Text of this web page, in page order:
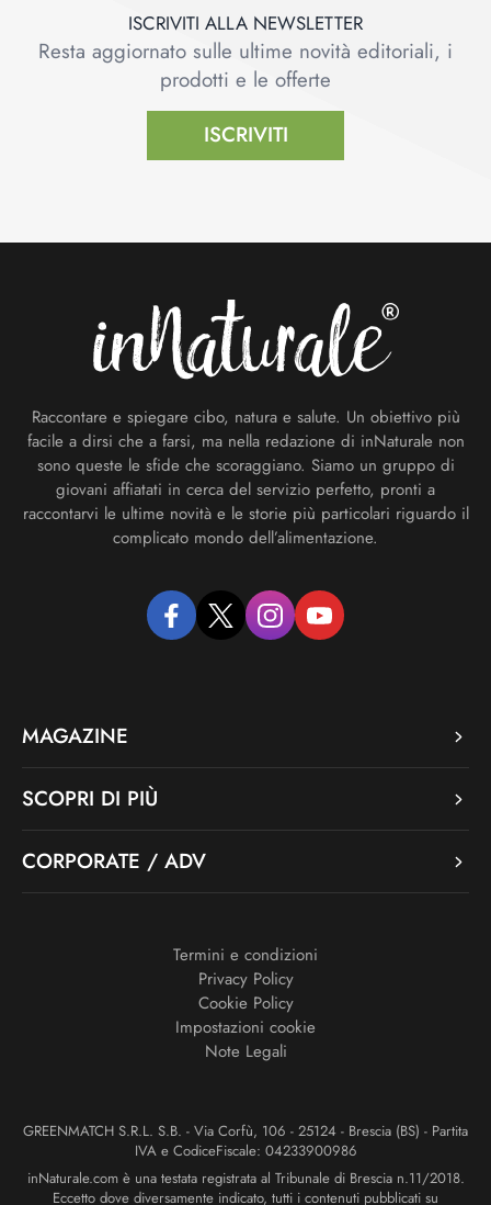
ISCRIVITI ALLA NEWSLETTER
Resta aggiornato sulle ultime novità editoriali, i
prodotti e le offerte
ISCRIVITI
Raccontare e spiegare cibo, natura e salute. Un obiettivo più
facile a dirsi che a farsi, ma nella redazione di inNaturale non
sono queste le sfide che scoraggiano. Siamo un gruppo di
giovani affiatati in cerca del servizio perfetto, pronti a
raccontarvi le ultime novità e le storie più particolari riguardo il
complicato mondo dell’alimentazione.
facebooktwitter instagramyoutube
MAGAZINE
SCOPRI DI PIÙ
CORPORATE / ADV
Termini e condizioni
Privacy Policy
Cookie Policy
Impostazioni cookie
Note Legali
GREENMATCH S.R.L. S.B. - Via Corfù, 106 - 25124 - Brescia (BS) - Partita
IVA e CodiceFiscale: 04233900986
inNaturale.com è una testata registrata al Tribunale di Brescia n.11/2018.
Eccetto dove diversamente indicato, tutti i contenuti pubblicati su